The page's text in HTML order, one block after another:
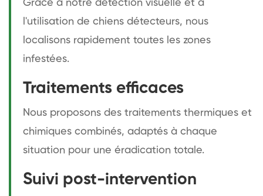
Grâce à notre détection visuelle et à
l'utilisation de chiens détecteurs, nous
localisons rapidement toutes les zones
infestées.
Traitements efficaces
Nous proposons des traitements thermiques et
chimiques combinés, adaptés à chaque
situation pour une éradication totale.
Suivi post-intervention